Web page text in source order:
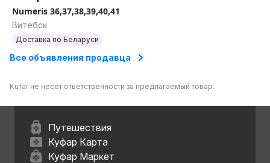
Numeris 36,37,38,39,40,41
Витебск
Доставка по Беларуси
Все объявления продавца
Kufar не несет ответственности за предлагаемый товар.
Путешествия
Куфар Карта
Куфар Маркет